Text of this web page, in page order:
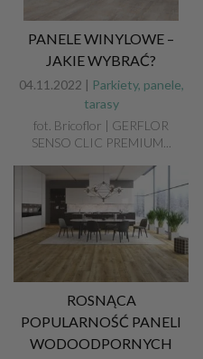
PANELE WINYLOWE –
JAKIE WYBRAĆ?
04.11.2022 | Parkiety, panele,
tarasy
fot. Bricoflor | GERFLOR
SENSO CLIC PREMIUM...
ROSNĄCA
POPULARNOŚĆ PANELI
WODOODPORNYCH